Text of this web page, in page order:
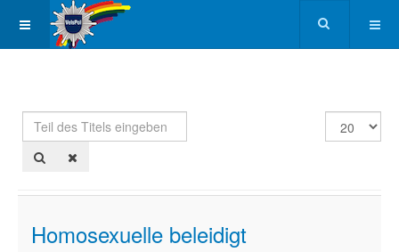
Teil
des
Titels
Anzeige
#
Homosexuelle beleidigt